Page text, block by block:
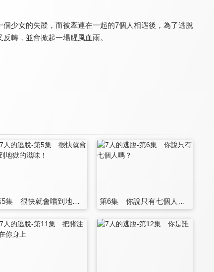
少女的失蹤，而被牽連在一起的7個人相遇後，為了逃脫
轉，並會掀起一場腥風血雨。
第5集 很快就會嚐到地獄的滋味！ 第6集 你說只有七個人嗎？